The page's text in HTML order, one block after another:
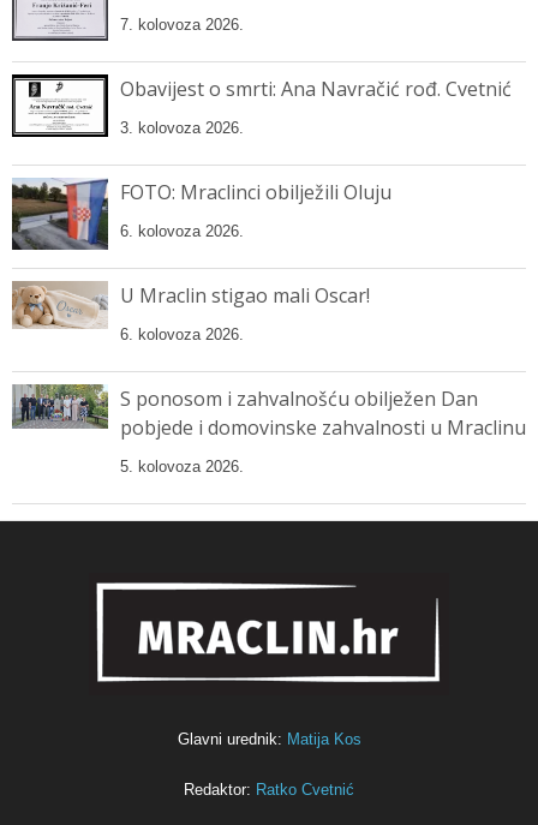
7. kolovoza 2026.
Obavijest o smrti: Ana Navračić rođ. Cvetnić
3. kolovoza 2026.
FOTO: Mraclinci obilježili Oluju
6. kolovoza 2026.
U Mraclin stigao mali Oscar!
6. kolovoza 2026.
S ponosom i zahvalnošću obilježen Dan
pobjede i domovinske zahvalnosti u Mraclinu
5. kolovoza 2026.
Glavni urednik: Matija Kos
Redaktor: Ratko Cvetnić